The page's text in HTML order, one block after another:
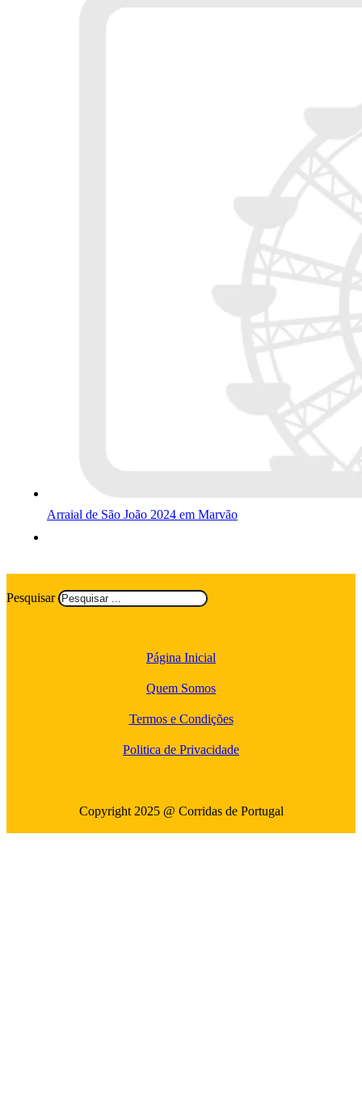
Arraial de São João 2024 em Marvão
Pesquisar
Página Inicial
Quem Somos
Termos e Condições
Politica de Privacidade
Copyright 2025 @ Corridas de Portugal